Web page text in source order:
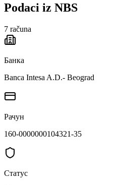
Podaci iz NBS
7 računa
Банка
Banca Intesa A.D.- Beograd
Рачун
160-0000000104321-35
Статус